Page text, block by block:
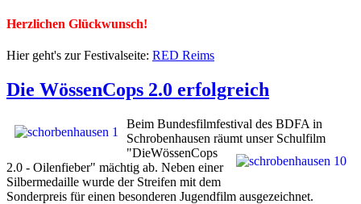
Herzlichen Glückwunsch!
Hier geht's zur Festivalseite: RED Reims
Die WössenCops 2.0 erfolgreich
Beim Bundesfilmfestival des BDFA in
Schrobenhausen räumt unser Schulfilm
"DieWössenCops
2.0 - Oilenfieber" mächtig ab. Neben einer
Silbermedaille wurde der Streifen mit dem
Sonderpreis für einen besonderen Jugendfilm ausgezeichnet.